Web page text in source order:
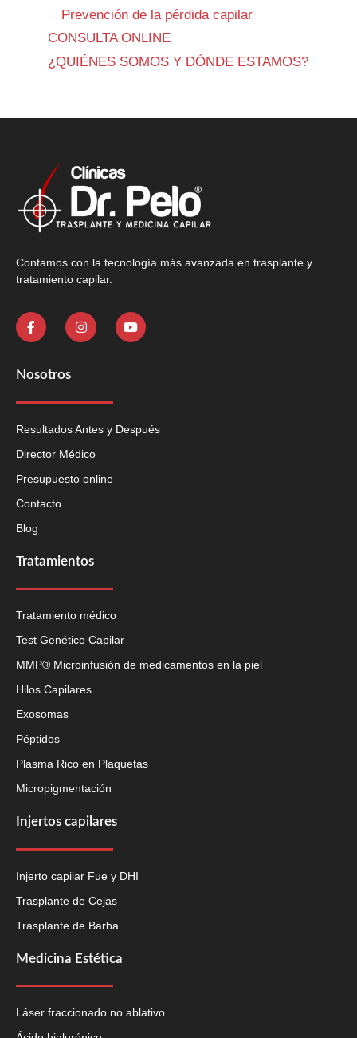
Prevención de la pérdida capilar
CONSULTA ONLINE
¿QUIÉNES SOMOS Y DÓNDE ESTAMOS?
Contamos con la tecnología más avanzada en trasplante y
tratamiento capilar.
Nosotros
Resultados Antes y Después
Director Médico
Presupuesto online
Contacto
Blog
Tratamientos
Tratamiento médico
Test Genético Capilar
MMP® Microinfusión de medicamentos en la piel
Hilos Capilares
Exosomas
Péptidos
Plasma Rico en Plaquetas
Micropigmentación
Injertos capilares
Injerto capilar Fue y DHI
Trasplante de Cejas
Trasplante de Barba
Medicina Estética
Láser fraccionado no ablativo